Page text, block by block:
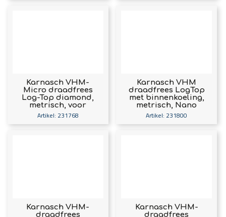
Karnasch VHM-
Micro draadfrees
Log-Top diamond,
metrisch, voor
binnendraad, DCC-
G coating voor
Artikel: 231768
Karnasch VHM
draadfrees LogTop
met binnenkoeling,
metrisch, Nano
Spin coating voor
staal
Artikel: 231800
Karnasch VHM-
draadfrees
Karnasch VHM-
draadfrees